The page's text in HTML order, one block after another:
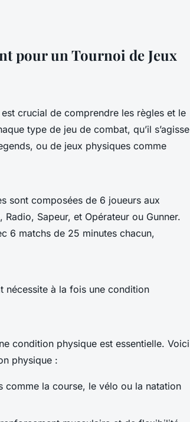
pour un Tournoi de Jeux
crucial de comprendre les règles et le
type de jeu de combat, qu’il s’agisse
, ou de jeux physiques comme
sont composées de 6 joueurs aux
Sapeur, et Opérateur ou Gunner.
6 matchs de 25 minutes chacun,
nécessite à la fois une condition
condition physique est essentielle. Voici
physique :
comme la course, le vélo ou la natation